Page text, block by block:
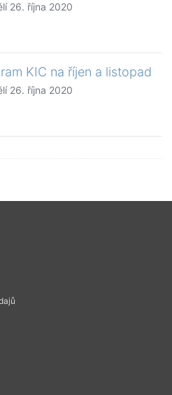
26. října 2020
KIC na říjen a listopad
26. října 2020